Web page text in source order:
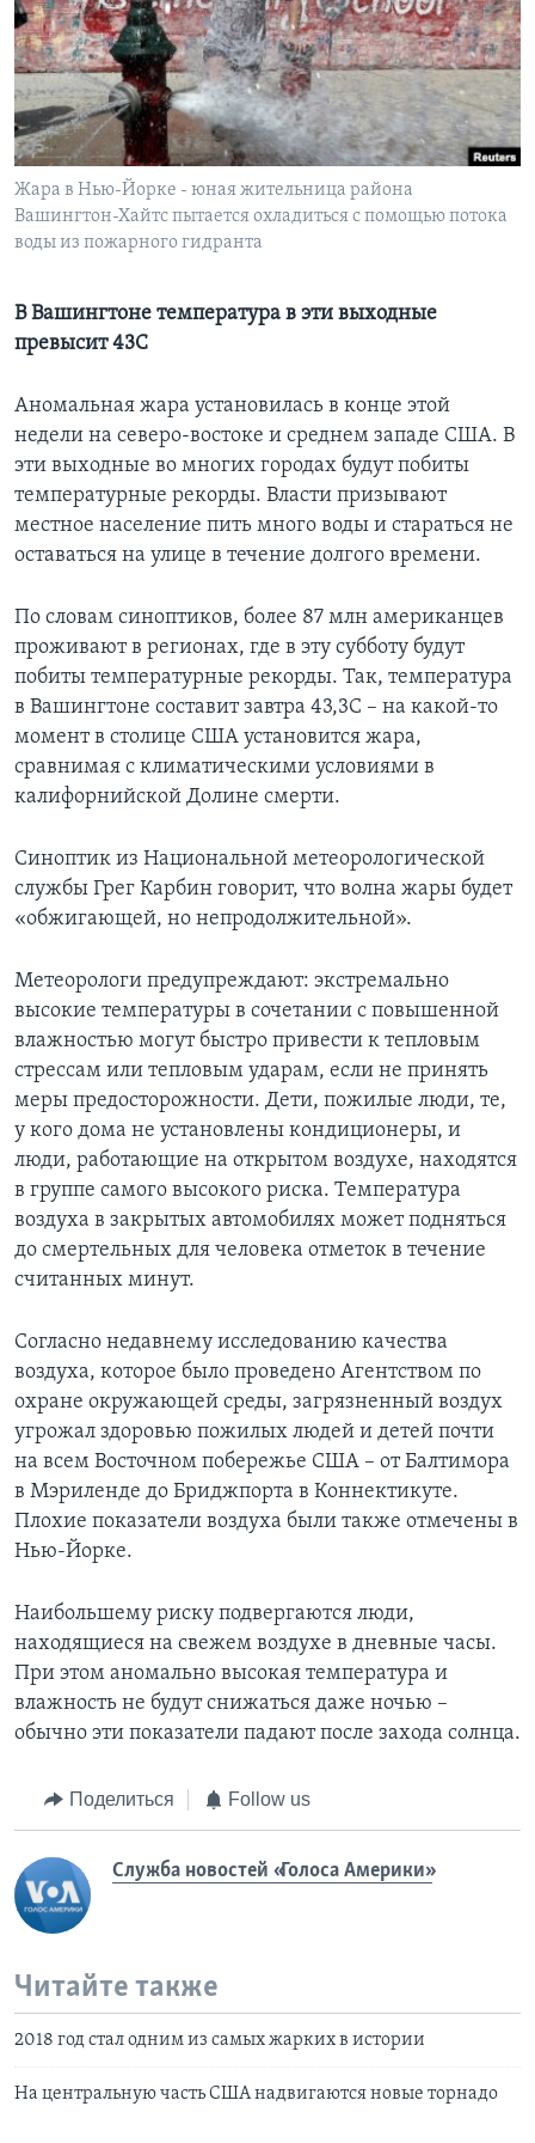
Learning English
СОЦИАЛЬНЫЕ СЕТИ
Языки
Жара в Нью-Йорке - юная жительница района
Вашингтон-Хайтс пытается охладиться с помощью потока
воды из пожарного гидранта
В Вашингтоне температура в эти выходные
превысит 43C
Аномальная жара установилась в конце этой
недели на северо-востоке и среднем западе США. В
эти выходные во многих городах будут побиты
температурные рекорды. Власти призывают
местное население пить много воды и стараться не
оставаться на улице в течение долгого времени.
По словам синоптиков, более 87 млн американцев
проживают в регионах, где в эту субботу будут
побиты температурные рекорды. Так, температура
в Вашингтоне составит завтра 43,3С – на какой-то
момент в столице США установится жара,
сравнимая с климатическими условиями в
калифорнийской Долине смерти.
Синоптик из Национальной метеорологической
службы Грег Карбин говорит, что волна жары будет
«обжигающей, но непродолжительной».
Метеорологи предупреждают: экстремально
высокие температуры в сочетании с повышенной
влажностью могут быстро привести к тепловым
стрессам или тепловым ударам, если не принять
меры предосторожности. Дети, пожилые люди, те,
у кого дома не установлены кондиционеры, и
люди, работающие на открытом воздухе, находятся
в группе самого высокого риска. Температура
воздуха в закрытых автомобилях может подняться
до смертельных для человека отметок в течение
считанных минут.
Согласно недавнему исследованию качества
воздуха, которое было проведено Агентством по
охране окружающей среды, загрязненный воздух
угрожал здоровью пожилых людей и детей почти
на всем Восточном побережье США – от Балтимора
в Мэриленде до Бриджпорта в Коннектикуте.
Плохие показатели воздуха были также отмечены в
Нью-Йорке.
Наибольшему риску подвергаются люди,
находящиеся на свежем воздухе в дневные часы.
При этом аномально высокая температура и
влажность не будут снижаться даже ночью –
обычно эти показатели падают после захода солнца.
Поделиться Follow us
Служба новостей «Голоса Америки»
Читайте также
2018 год стал одним из самых жарких в истории
На центральную часть США надвигаются новые торнадо